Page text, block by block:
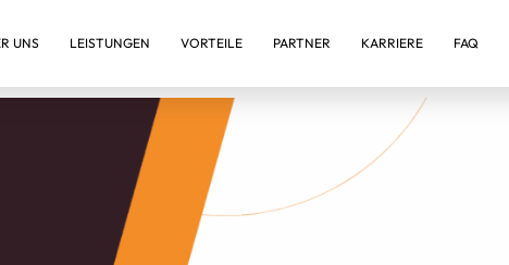
UNS LEISTUNGEN VORTEILE PARTNER KARRIERE FAQ